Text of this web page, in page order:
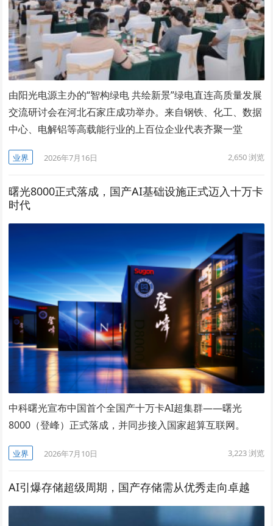
由阳光电源主办的“智构绿电 共绘新景”绿电直连高质量发展
交流研讨会在河北石家庄成功举办。来自钢铁、化工、数据
中心、电解铝等高载能行业的上百位企业代表齐聚一堂
业界 2026年7月16日 2,650浏览
曙光8000正式落成，国产AI基础设施正式迈入十万卡
时代
中科曙光宣布中国首个全国产十万卡AI超集群——曙光
8000（登峰）正式落成，并同步接入国家超算互联网。
业界 2026年7月10日 3,223浏览
AI引爆存储超级周期，国产存储需从优秀走向卓越